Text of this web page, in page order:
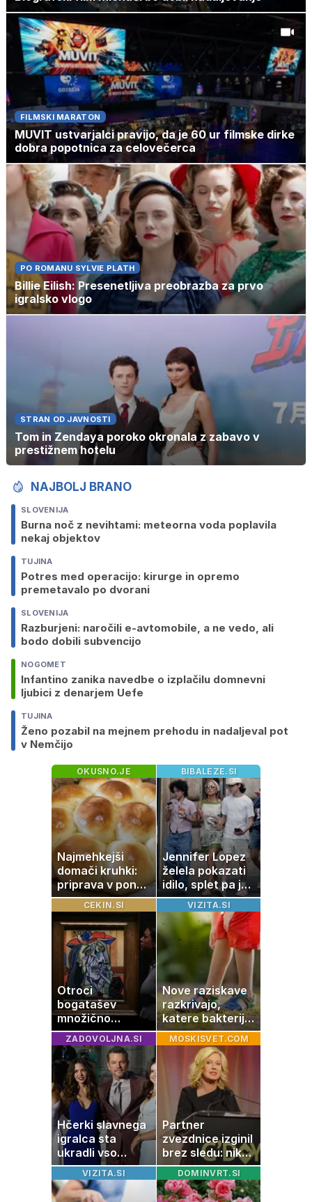
FILMSKI MARATON
MUVIT ustvarjalci pravijo, da je 60 ur filmske dirke
dobra popotnica za celovečerca
PO ROMANU SYLVIE PLATH
Billie Eilish: Presenetljiva preobrazba za prvo
igralsko vlogo
STRAN OD JAVNOSTI
Tom in Zendaya poroko okronala z zabavo v
prestižnem hotelu
NAJBOLJ BRANO
SLOVENIJA
Burna noč z nevihtami: meteorna voda poplavila
nekaj objektov
TUJINA
Potres med operacijo: kirurge in opremo
premetavalo po dvorani
SLOVENIJA
Razburjeni: naročili e-avtomobile, a ne vedo, ali
bodo dobili subvencijo
NOGOMET
Infantino zanika navedbe o izplačilu domnevni
ljubici z denarjem Uefe
TUJINA
Ženo pozabil na mejnem prehodu in nadaljeval pot
v Nemčijo
OKUSNO.JE
Najmehkejši
domači kruhki:
priprava v ponvi
je trik za popoln
rezultat
BIBALEZE.SI
Jennifer Lopez
želela pokazati
idilo, splet pa je
razburila ena
stvar
CEKIN.SI
Otroci
bogatašev
množično
prodajajo
družinske
zbirke: raje imajo
denar kot
umetnine
VIZITA.SI
Nove raziskave
razkrivajo,
katere bakterije
na koži privlačijo
komarje
ZADOVOLJNA.SI
Hčerki slavnega
igralca sta
ukradli vso
pozornost
MOSKISVET.COM
Partner
zvezdnice izginil
brez sledu: nikoli
ga niso našli,
nato je prišla še
ena tragedija
VIZITA.SI DOMINVRT.SI